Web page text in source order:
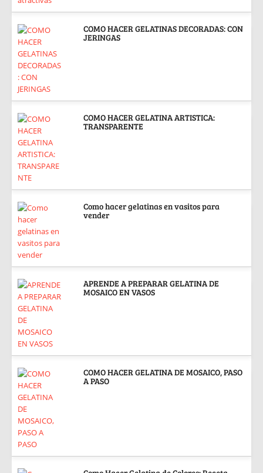
COMO HACER GELATINAS DECORADAS: CON
JERINGAS
COMO HACER GELATINA ARTISTICA:
TRANSPARENTE
Como hacer gelatinas en vasitos para
vender
APRENDE A PREPARAR GELATINA DE
MOSAICO EN VASOS
COMO HACER GELATINA DE MOSAICO, PASO
A PASO